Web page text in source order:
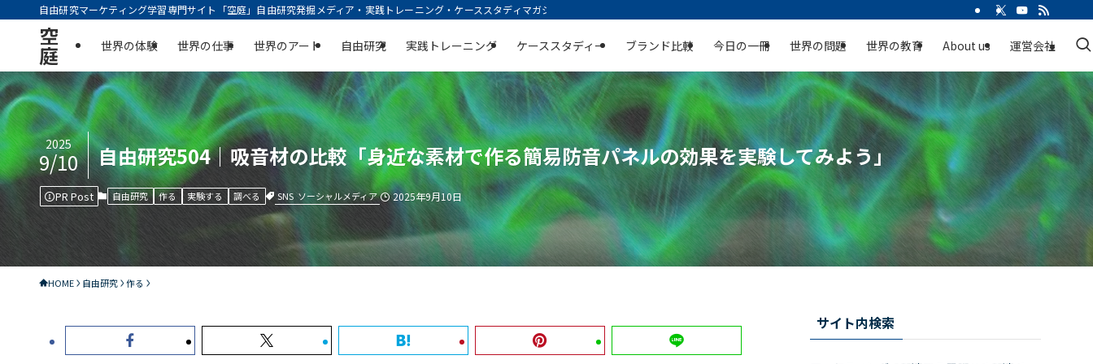
自由研究マーケティング学習専門サイト「空庭」自由研究発掘メディア・実践トレーニング・ケーススタディマガジン | 空庭
空
庭 世界の体験 世界の仕事 世界のアート 自由研究 実践トレーニング ケーススタディー ブランド比較 今日の一冊 世界の問題 世界の教育 About us 運営会社
自由研究504｜吸音材の比較「身近な素材で作る簡易防音パネルの効果を実験してみよう」
2025
9/10
PR Post 自由研究 作る 実験する 調べる SNS ソーシャルメディア 2025年9月10日
HOME 自由研究 作る
サイト内検索